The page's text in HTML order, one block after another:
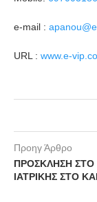
e-mail :
URL : www.e-
Προηγ Άρθρο
ΠΡΟΣΚΛΗΣΗ ΣΤΟ
ΙΑΤΡΙΚΗΣ ΣΤΟ